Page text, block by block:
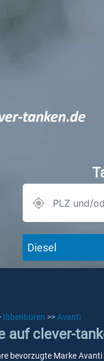
Diesel
Ibbenbüren >>Avanti
auf clever-
bevorzugte Marke